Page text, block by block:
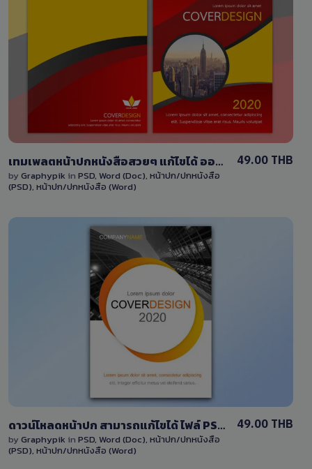
View Details
8 Sales
เทมเพลตหน้าปกหนังสือสวยๆ แก้ไขได้ ออกแบบเรียบง่าย โทนสีแดง-สีเหลือง PSD และ Word
by Graphypik in PSD, Word (Doc), หน้าปก/ปกหนังสือ
(PSD), หน้าปก/ปกหนังสือ (Word)
49.00 THB
View Details
0 Sale
ดาวน์โหลดหน้าปก สามารถแก้ไขได้ ไฟล์ PSD และ Word โทนสีส้ม พร้อมภาพพื้นหลัง
by Graphypik in PSD, Word (Doc), หน้าปก/ปกหนังสือ
(PSD), หน้าปก/ปกหนังสือ (Word)
49.00 THB